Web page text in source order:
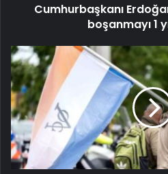
Cumhurbaşkanı
boşanmayı 1